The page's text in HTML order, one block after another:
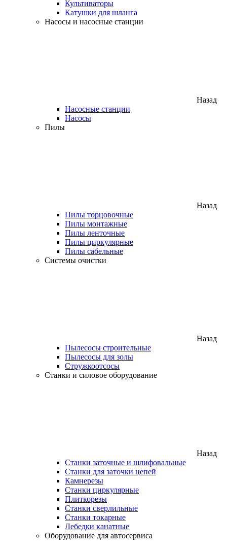
Культиваторы
Катушки для шланга
Насосы и насосные станции
Назад
Насосные станции
Насосы
Пилы
Назад
Пилы торцовочные
Пилы монтажные
Пилы ленточные
Пилы циркулярные
Пилы сабельные
Системы очистки
Назад
Пылесосы строительные
Пылесосы для золы
Стружкоотсосы
Станки и силовое оборудование
Назад
Станки заточные и шлифовальные
Станки для заточки цепей
Камнерезы
Станки циркулярные
Плиткорезы
Станки сверлильные
Станки токарные
Лебедки канатные
Оборудование для автосервиса